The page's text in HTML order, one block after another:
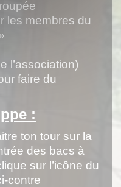
les membres du
l’association)
faire du
:
ton tour sur la
des bacs à
sur l’icône du
contre